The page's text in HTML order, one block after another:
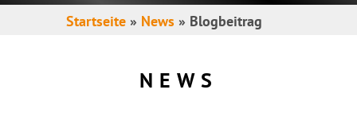
Startseite » News » Blogbeitrag
NEWS